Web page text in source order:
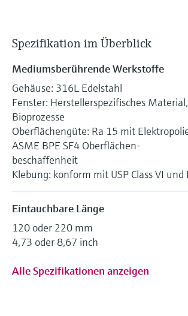
Spezifikation im Überblick
Mediumsberührende Werkstoffe
Gehäuse: 316L Edelstahl
Fenster: Herstellerspezifisches
Bioprozesse
Oberflächengüte: Ra 15 mit
ASME BPE SF4 Oberflächen-
beschaffenheit
Klebung: konform mit USP Class VI und
Eintauchbare Länge
120 oder 220 mm
4,73 oder 8,67 inch
Alle Spezifikationen anzeigen